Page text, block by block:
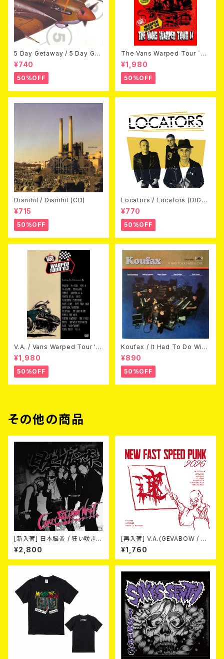
5 Day Getaway / 5 Day Get
away (CDEP)
¥740
50%OFF
The Vans Warped Tour `04
Beyond Warped (国内盤DV
D)
¥1,980
50%OFF
Disnihil / Disnihil (CD)
¥715
50%OFF
Locators / Locators (DIGPA
CK CD)
¥770
50%OFF
V.A. / Vans Warped Tour '0
3 (DVD)
¥1,980
50%OFF
Koufax / It Had To Do With
Love (CD)
¥890
50%OFF
その他の商品
[新入荷] 日本脳炎 / 狂い咲きサ
タデーナイト(CD)
¥2,800
[再入荷] V.A.(GEVABOW / D
USTPAN / EL NUDO / MARV
ELOUS / 高倉健 / Horse & D
eer) / NEW FAST SPEED PU
¥1,760